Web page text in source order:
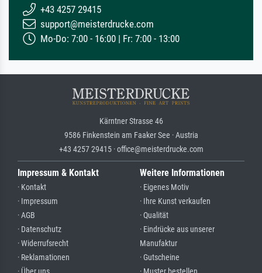
+43 4257 29415
support@meisterdrucke.com
Mo-Do: 7:00 - 16:00 | Fr: 7:00 - 13:00
Kärntner Strasse 46
9586 Finkenstein am Faaker See · Austria
+43 4257 29415 · office@meisterdrucke.com
Impressum & Kontakt
· Kontakt
· Impressum
· AGB
· Datenschutz
· Widerrufsrecht
· Reklamationen
Weitere Informationen
· Eigenes Motiv
· Ihre Kunst verkaufen
· Qualität
· Eindrücke aus unserer
Manufaktur
· Gutscheine